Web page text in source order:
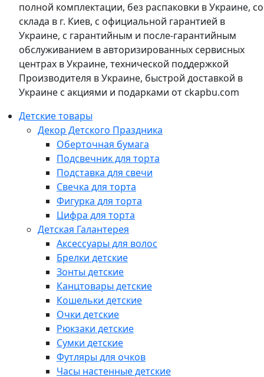
полной комплектации, без распаковки в Украине, со
склада в г. Киев, с официальной гарантией в
Украине, с гарантийным и после-гарантийным
обслуживанием в авторизированных сервисных
центрах в Украине, технической поддержкой
Производителя в Украине, быстрой доставкой в
Украине с акциями и подарками от ckapbu.com
Детские товары
Декор Детского Праздника
Оберточная бумага
Подсвечник для торта
Подставка для свечи
Свечка для торта
Фигурка для торта
Цифра для торта
Детская Галантерея
Аксессуары для волос
Брелки детские
Зонты детские
Канцтовары детские
Кошельки детские
Очки детские
Рюкзаки детские
Сумки детские
Футляры для очков
Часы настенные детские